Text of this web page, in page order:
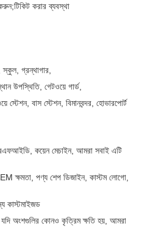
করার ব্যবস্থা
স্কুল, গ্রন্থাগার,
উপস্থিতি, গেটওয়ে গার্ড,
স্টেশন, বাস স্টেশন, বিমানবন্দর, হোভারপোর্ট
কয়েন মেচাইন, আমরা সবাই এটি
ক্ষমতা, পণ্য শেপ ডিজাইন, কাস্টম লোগো,
কাস্টমাইজড
যদি অংশগুলির কোনও কৃত্রিম ক্ষতি হয়, আমরা